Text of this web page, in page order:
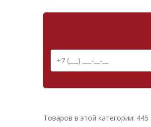
Товаров в этой категории: 445